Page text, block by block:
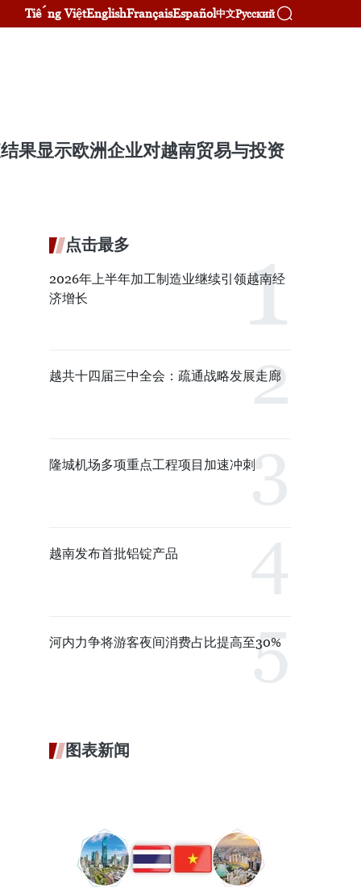
Tiếng ViệtEnglishFrançaisEspañol中文Русский
果显示欧洲企业对越南贸易与投资
点击最多
2026年上半年加工制造业继续引领越南经
济增长
越共十四届三中全会：疏通战略发展走廊
隆城机场多项重点工程项目加速冲刺
越南发布首批铝锭产品
河内力争将游客夜间消费占比提高至30%
图表新闻